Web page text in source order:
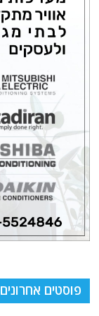
פוסטים אחרונים